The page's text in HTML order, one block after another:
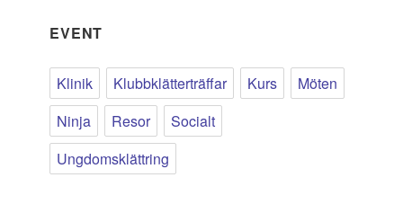
EVENT
Klinik Klubbklätterträffar Kurs
Möten
Ninja
Resor
Socialt
Ungdomsklättring